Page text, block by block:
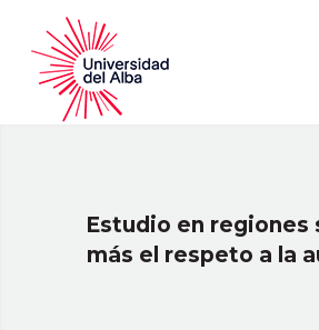
Estudio en regiones
más el respeto a la